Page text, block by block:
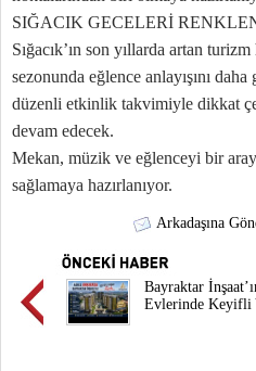
SIĞACIK GECELERİ
Sığacık’ın son yıllarda artan
sezonunda eğlence anlayışını
düzenli etkinlik takvimiyle dikkat
devam edecek.
Mekan, müzik ve eğlenceyi bir
sağlamaya hazırlanıyor.
Arkadaşına
Bayraktar
Evlerinde Keyifli